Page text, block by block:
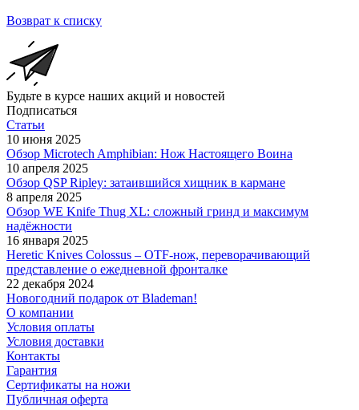
Возврат к списку
Будьте в курсе наших акций и новостей
Подписаться
Статьи
10 июня 2025
Обзор Microtech Amphibian: Нож Настоящего Воина
10 апреля 2025
Обзор QSP Ripley: затаившийся хищник в кармане
8 апреля 2025
Обзор WE Knife Thug XL: сложный гринд и максимум
надёжности
16 января 2025
Heretic Knives Colossus – OTF-нож, переворачивающий
представление о ежедневной фронталке
22 декабря 2024
Новогодний подарок от Blademan!
О компании
Условия оплаты
Условия доставки
Контакты
Гарантия
Сертификаты на ножи
Публичная оферта